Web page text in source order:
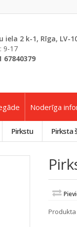
iela 2 k-1, Rīga, LV-
9-17
67840379
Noderīga
Pirkstu Pirksta